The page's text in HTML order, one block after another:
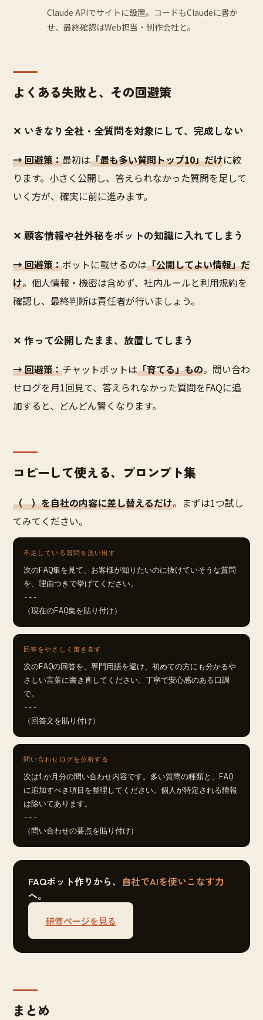
Claude APIでサイトに設置。コードもClaudeに書か
せ、最終確認はWeb担当・制作会社と。
よくある失敗と、その回避策
✕ いきなり全社・全質問を対象にして、完成しない
→ 回避策：最初は「最も多い質問トップ10」だけに絞
ります。小さく公開し、答えられなかった質問を足して
いく方が、確実に前に進みます。
✕ 顧客情報や社外秘をボットの知識に入れてしまう
→ 回避策：ボットに載せるのは「公開してよい情報」だ
け。個人情報・機密は含めず、社内ルールと利用規約を
確認し、最終判断は責任者が行いましょう。
✕ 作って公開したまま、放置してしまう
→ 回避策：チャットボットは「育てる」もの。問い合わ
せログを月1回見て、答えられなかった質問をFAQに追
加すると、どんどん賢くなります。
コピーして使える、プロンプト集
（ ）を自社の内容に差し替えるだけ。まずは1つ試し
てみてください。
不足している質問を洗い出す
次のFAQ集を見て、お客様が知りたいのに抜けていそうな質問
を、理由つきで挙げてください。
---
（現在のFAQ集を貼り付け）
回答をやさしく書き直す
次のFAQの回答を、専門用語を避け、初めての方にも分かるや
さしい言葉に書き直してください。丁寧で安心感のある口調
で。
---
（回答文を貼り付け）
問い合わせログを分析する
次は1か月分の問い合わせ内容です。多い質問の種類と、FAQ
に追加すべき項目を整理してください。個人が特定される情報
は除いてあります。
---
（問い合わせの要点を貼り付け）
FAQボット作りから、 自社でAIを使いこなす力
へ。
研修ページを見る
まとめ